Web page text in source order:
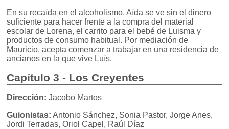
En su recaída en el alcoholismo, Aída se ve sin el dinero
suficiente para hacer frente a la compra del material
escolar de Lorena, el carrito para el bebé de Luisma y
productos de consumo habitual. Por mediación de
Mauricio, acepta comenzar a trabajar en una residencia de
ancianos en la que vive Luís.
Capítulo 3 - Los Creyentes
Dirección: Jacobo Martos
Guionistas: Antonio Sánchez, Sonia Pastor, Jorge Anes,
Jordi Terradas, Oriol Capel, Raúl Díaz